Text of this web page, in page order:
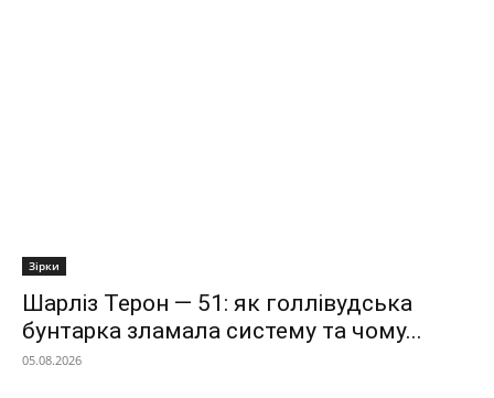
Зірки
Шарліз Терон — 51: як голлівудська
бунтарка зламала систему та чому...
05.08.2026